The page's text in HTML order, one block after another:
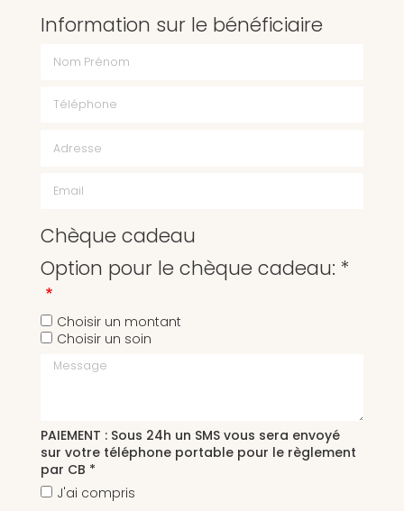
Information sur le bénéficiaire
Chèque cadeau
Option pour le chèque cadeau: *
Choisir un montant
Choisir un soin
Message
PAIEMENT : Sous 24h un SMS vous sera envoyé
sur votre téléphone portable pour le règlement
par CB *
J'ai compris